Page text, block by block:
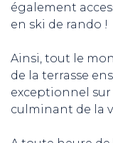
également
en ski de rando !
Ainsi, tout le
de la terrasse
exceptionnel
culminant de la